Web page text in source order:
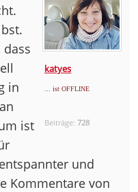
katyes
... ist OFFLINE
Beiträge:728
in
ist
und
Kommentare von